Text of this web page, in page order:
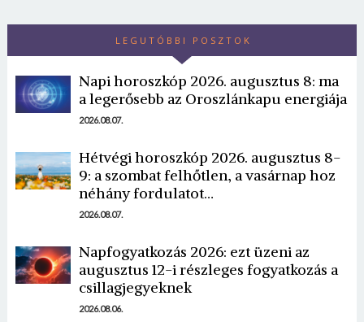
LEGUTÓBBI POSZTOK
Napi horoszkóp 2026. augusztus 8: ma
a legerősebb az Oroszlánkapu energiája
2026.08.07.
Hétvégi horoszkóp 2026. augusztus 8-
9: a szombat felhőtlen, a vasárnap hoz
néhány fordulatot…
2026.08.07.
Napfogyatkozás 2026: ezt üzeni az
augusztus 12-i részleges fogyatkozás a
csillagjegyeknek
2026.08.06.